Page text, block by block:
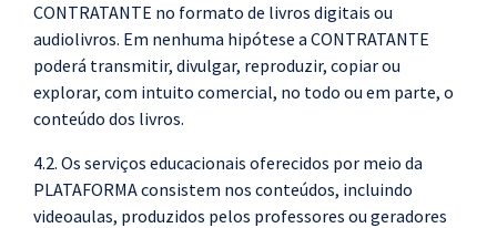
CONTRATANTE no formato de livros digitais ou
audiolivros. Em nenhuma hipótese a CONTRATANTE
poderá transmitir, divulgar, reproduzir, copiar ou
explorar, com intuito comercial, no todo ou em parte, o
conteúdo dos livros.
4.2. Os serviços educacionais oferecidos por meio da
PLATAFORMA consistem nos conteúdos, incluindo
videoaulas, produzidos pelos professores ou geradores